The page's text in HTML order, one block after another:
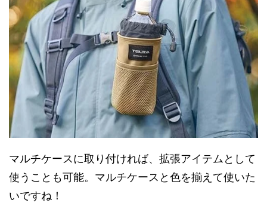
マルチケースに取り付ければ、拡張アイテムとして
使うことも可能。マルチケースと色を揃えて使いた
いですね！